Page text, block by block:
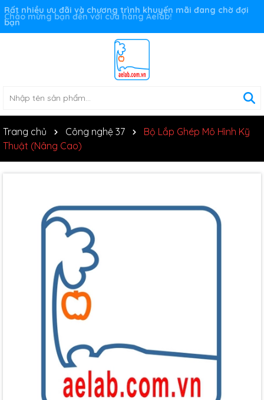
Rất nhiều ưu đãi và chương trình khuyến mãi đang chờ đợi
bạn
Trang chủ Công nghệ 37
Bộ Lắp Ghép Mô Hình Kỹ
Thuật (Nâng Cao)